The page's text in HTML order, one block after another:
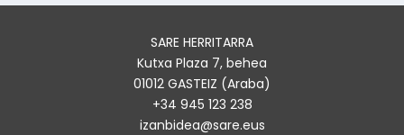
SARE HERRITARRA
Kutxa Plaza 7, behea
01012 GASTEIZ (Araba)
+34 945 123 238
izanbidea@sare.eus